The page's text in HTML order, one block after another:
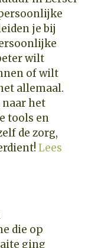
je bij
wilt
of wilt
allemaal.
het
tools en
de zorg,
Lees